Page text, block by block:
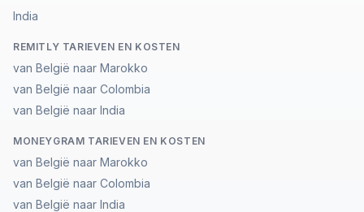
India
REMITLY TARIEVEN EN KOSTEN
van België naar Marokko
van België naar Colombia
van België naar India
MONEYGRAM TARIEVEN EN KOSTEN
van België naar Marokko
van België naar Colombia
van België naar India